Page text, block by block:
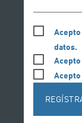
datos.